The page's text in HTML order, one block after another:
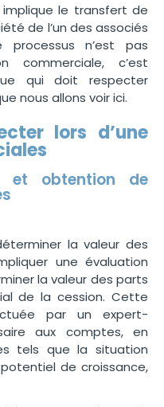
le transfert de
de l’un des associés
n’est pas
commerciale, c’est
qui doit respecter
nous allons voir ici.
lors d’une
et obtention de
la valeur des
une évaluation
la valeur des parts
de la cession. Cette
par un expert-
aux comptes, en
tels que la situation
de croissance,